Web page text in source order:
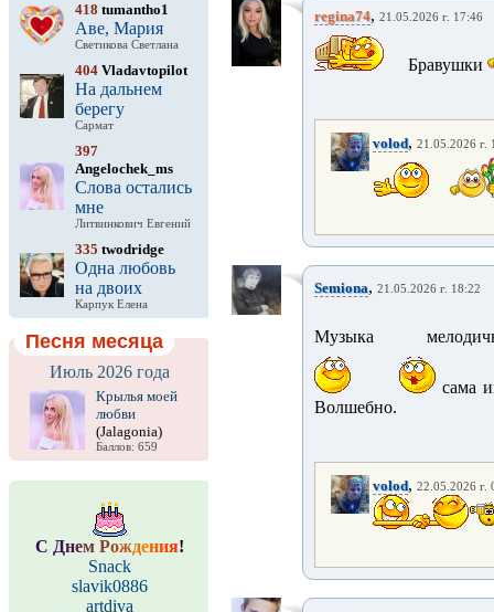
418 tumantho1
Аве, Мария
Светикова Светлана
404 Vladavtopilot
На дальнем
берегу
Сармат
397
Angelochek_ms
Слова остались
мне
Литвинкович Евгений
335 twodridge
Одна любовь
на двоих
Карпук Елена
Песня месяца
Июль 2026 года
Крылья моей
любви
(Jalagonia)
Баллов: 659
С Днем Рождения!
Snack
slavik0886
artdiva
regina74, 21.05.2026 г. 17:46
Бравушки
volod, 21.05.2026 г.
Semiona, 21.05.2026 г. 18:22
Музыка
сама
Волшебно.
volod, 22.05.2026 г.